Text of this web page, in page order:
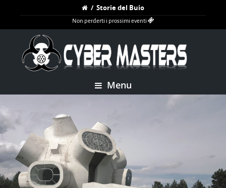
/ Storie del Buio
Non perderti i prossimi eventi
Menu